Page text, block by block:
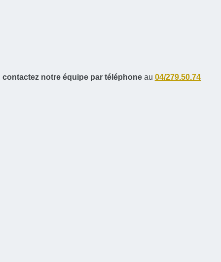
contactez notre équipe par téléphoneau 04/279.50.74